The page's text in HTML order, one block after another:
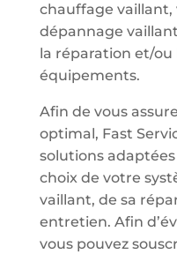
chauffage vaillant,
dépannage
la réparation et/
équipements.
Afin de vous
optimal, Fast
solutions
choix de votre
vaillant, de sa
entretien. Afin
vous pouvez